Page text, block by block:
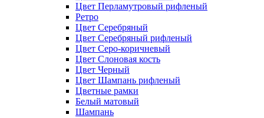
Цвет Перламутровый рифленый
Ретро
Цвет Серебряный
Цвет Серебряный рифленый
Цвет Серо-коричневый
Цвет Слоновая кость
Цвет Черный
Цвет Шампань рифленый
Цветные рамки
Белый матовый
Шампань